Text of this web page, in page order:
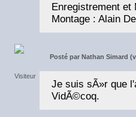
Enregistrement et
Montage : Alain
Posté par Nathan Simard
Je suis sÃ»r que
VidÃ©coq.